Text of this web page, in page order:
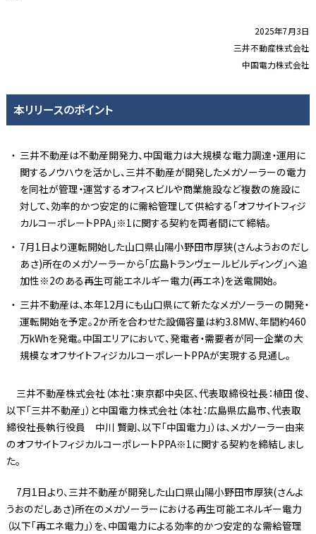
2025年7月3日
三井不動産株式会社
中国電力株式会社
本リリースのポイント
三井不動産は不動産開発力、中国電力は大規模な電力調達・運用に
関するノウハウを活かし、三井不動産が開発したメガソーラーの電力
を同社が管理・運営するオフィスビルや商業施設など複数の施設に
対して、効率的かつ安定的に需給管理して供給する「オフサイトフィジ
カルコーポレートPPA」※1に関する契約を両者間にて締結。
7月1日より運転開始した山口県山陽小野田市厚狭(さんようおのだし
あさ)所在のメガソーラーから「広島トランヴェールビルディング」へ追
加性※2のある再生可能エネルギー電力(再エネ)を送電開始。
三井不動産は、本年12月にも山口県にて新たなメガソーラーの開発・
運転開始を予定。2か所を合わせた設備容量は約3.8MW、年間約460
万kWhを発電。中国エリアにおいて、発電者・需要者が同一企業の大
規模なオフサイトフィジカルコーポレートPPAが実現する見通し。
三井不動産株式会社（本社：東京都中央区、代表取締役社長：植田 俊、
以下「三井不動産」）と中国電力株式会社（本社：広島県広島市、代表取
締役社長執行役員 中川 賢剛、以下「中国電力」）は、メガソーラー由来
のオフサイトフィジカルコーポレートPPA※1に関する契約を締結しまし
た。
7月1日より、三井不動産が開発した山口県山陽小野田市厚狭(さんよ
うおのだしあさ)所在のメガソーラーにおける再生可能エネルギー電力
（以下「再エネ電力」）を、中国電力による効率的かつ安定的な需給管理